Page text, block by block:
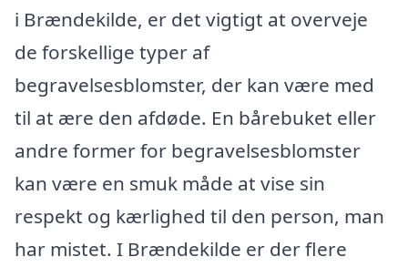
i Brændekilde, er det vigtigt at overveje
de forskellige typer af
begravelsesblomster, der kan være med
til at ære den afdøde. En bårebuket eller
andre former for begravelsesblomster
kan være en smuk måde at vise sin
respekt og kærlighed til den person, man
har mistet. I Brændekilde er der flere